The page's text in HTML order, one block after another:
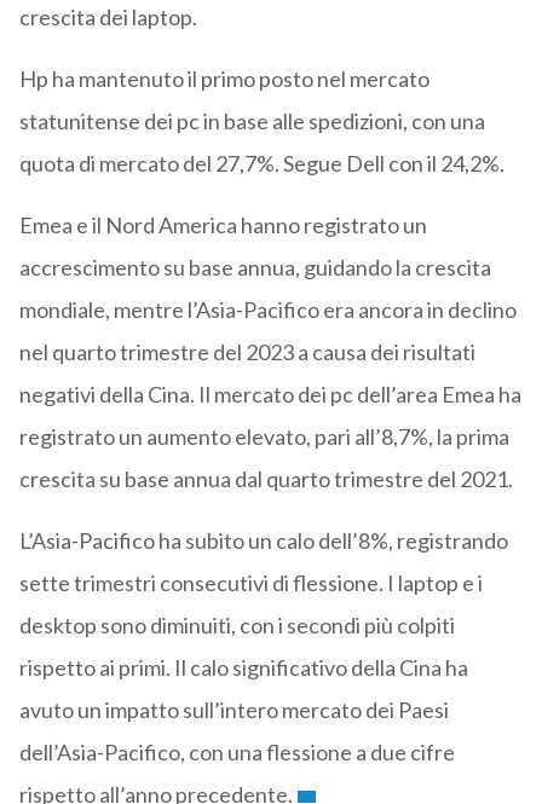
crescita dei laptop.
Hp ha mantenuto il primo posto nel mercato
statunitense dei pc in base alle spedizioni, con una
quota di mercato del 27,7%. Segue Dell con il 24,2%.
Emea e il Nord America hanno registrato un
accrescimento su base annua, guidando la crescita
mondiale, mentre l’Asia-Pacifico era ancora in declino
nel quarto trimestre del 2023 a causa dei risultati
negativi della Cina. Il mercato dei pc dell’area Emea ha
registrato un aumento elevato, pari all’8,7%, la prima
crescita su base annua dal quarto trimestre del 2021.
L’Asia-Pacifico ha subito un calo dell’8%, registrando
sette trimestri consecutivi di flessione. I laptop e i
desktop sono diminuiti, con i secondi più colpiti
rispetto ai primi. Il calo significativo della Cina ha
avuto un impatto sull’intero mercato dei Paesi
dell’Asia-Pacifico, con una flessione a due cifre
rispetto all’anno precedente.